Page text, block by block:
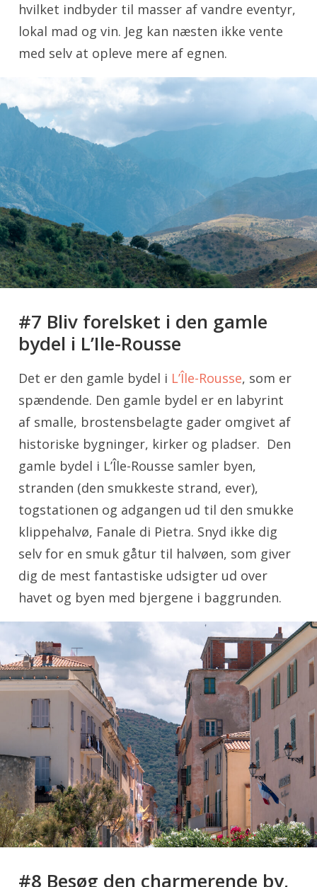
hvilket indbyder til masser af vandre eventyr,
lokal mad og vin. Jeg kan næsten ikke vente
med selv at opleve mere af egnen.
#7 Bliv forelsket i den gamle
bydel i L’Ile-Rousse
Det er den gamle bydel i L’Île-Rousse, som er
spændende. Den gamle bydel er en labyrint
af smalle, brostensbelagte gader omgivet af
historiske bygninger, kirker og pladser. Den
gamle bydel i L’Île-Rousse samler byen,
stranden (den smukkeste strand, ever),
togstationen og adgangen ud til den smukke
klippehalvø, Fanale di Pietra. Snyd ikke dig
selv for en smuk gåtur til halvøen, som giver
dig de mest fantastiske udsigter ud over
havet og byen med bjergene i baggrunden.
#8 Besøg den charmerende by,